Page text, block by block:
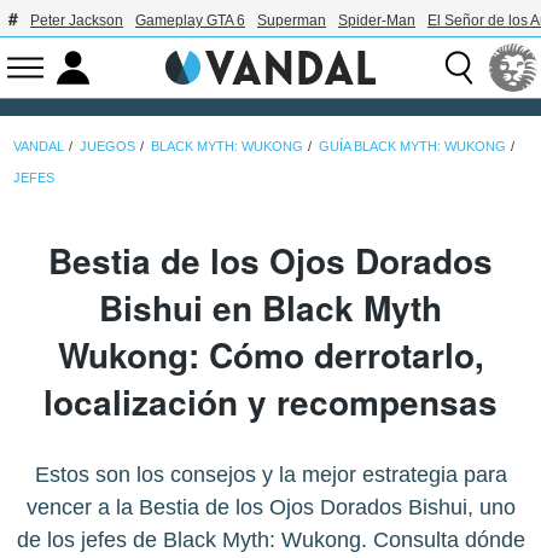
Peter Jackson Gameplay GTA 6 Superman Spider-Man El Señor de los
VANDAL JUEGOS BLACK MYTH: WUKONG GUÍA BLACK MYTH: WUKONG
JEFES
Bestia de los Ojos Dorados
Bishui en Black Myth
Wukong: Cómo derrotarlo,
localización y recompensas
Estos son los consejos y la mejor estrategia para
vencer a la Bestia de los Ojos Dorados Bishui, uno
de los jefes de Black Myth: Wukong. Consulta dónde